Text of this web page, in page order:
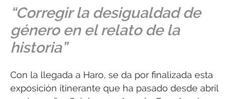
“Corregir la desigualdad de
género en el relato de la
historia”
Con la llegada a Haro, se da por finalizada esta
exposición itinerante que ha pasado desde abril